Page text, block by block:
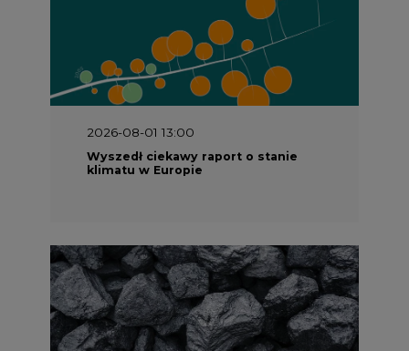
2026-08-01 13:00
Wyszedł ciekawy raport o stanie
klimatu w Europie